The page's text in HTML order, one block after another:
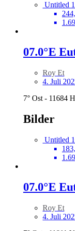
Untitled
07.0°E
Roy Et
4. Juli
7° Ost - 11684
Bilder
Untitled
07.0°E
Roy Et
4. Juli